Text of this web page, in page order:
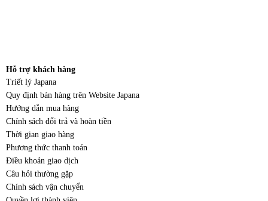
Hỗ trợ khách hàng
Triết lý Japana
Quy định bán hàng trên Website Japana
Hướng dẫn mua hàng
Chính sách đổi trả và hoàn tiền
Thời gian giao hàng
Phương thức thanh toán
Điều khoản giao dịch
Câu hỏi thường gặp
Chính sách vận chuyển